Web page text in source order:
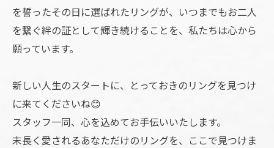
を誓ったその日に選ばれたリングが、いつまでもお二人
を繋ぐ絆の証として輝き続けることを、私たちは心から
願っています。
新しい人生のスタートに、とっておきのリングを見つけ
に来てくださいね😊
スタッフ一同、心を込めてお手伝いいたします。
末長く愛されるあなただけのリングを、ここで見つけま